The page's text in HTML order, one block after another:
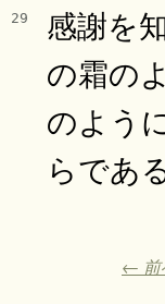
29
感謝を
の霜の
のよう
らである
← 前